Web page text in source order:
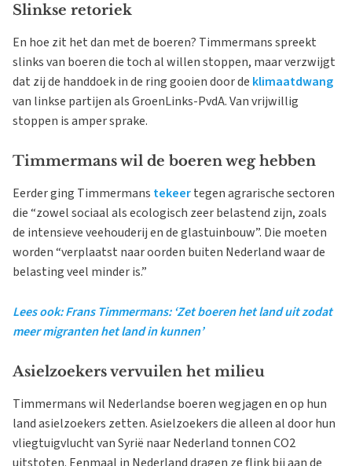
Slinkse retoriek
En hoe zit het dan met de boeren? Timmermans spreekt
slinks van boeren die toch al willen stoppen, maar verzwijgt
dat zij de handdoek in de ring gooien door de klimaatdwang
van linkse partijen als GroenLinks-PvdA. Van vrijwillig
stoppen is amper sprake.
Timmermans wil de boeren weg hebben
Eerder ging Timmermans tekeertegen agrarische sectoren
die “zowel sociaal als ecologisch zeer belastend zijn, zoals
de intensieve veehouderij en de glastuinbouw”. Die moeten
worden “verplaatst naar oorden buiten Nederland waar de
belasting veel minder is.”
Lees ook: Frans Timmermans: ‘Zet boeren het land uit zodat
meer migranten het land in kunnen’
Asielzoekers vervuilen het milieu
Timmermans wil Nederlandse boeren wegjagen en op hun
land asielzoekers zetten. Asielzoekers die alleen al door hun
vliegtuigvlucht van Syrië naar Nederland tonnen CO2
uitstoten. Eenmaal in Nederland dragen ze flink bij aan de